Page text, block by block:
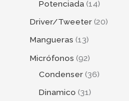
Potenciada 14
Driver/Tweeter 20
Mangueras 13
Micrófonos 92
Condenser 36
Dinamico 31